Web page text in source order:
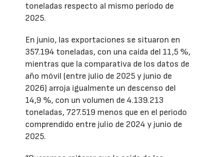
toneladas respecto al mismo período de
2025.
En junio, las exportaciones se situaron en
357.194 toneladas, con una caída del 11,5 %,
mientras que la comparativa de los datos de
año móvil (entre julio de 2025 y junio de
2026) arroja igualmente un descenso del
14,9 %, con un volumen de 4.139.213
toneladas, 727.519 menos que en el periodo
comprendido entre julio de 2024 y junio de
2025.